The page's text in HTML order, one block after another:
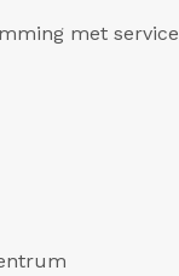
met service